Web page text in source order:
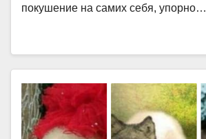
покушение на самих себя, упорно…